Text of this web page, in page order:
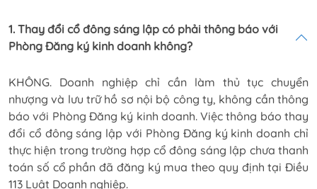
1. Thay đổi cổ đông sáng lập có phải thông báo với
Phòng Đăng ký kinh doanh không?
KHÔNG. Doanh nghiệp chỉ cần làm thủ tục chuyển
nhượng và lưu trữ hồ sơ nội bộ công ty, không cần thông
báo với Phòng Đăng ký kinh doanh. Việc thông báo thay
đổi cổ đông sáng lập với Phòng Đăng ký kinh doanh chỉ
thực hiện trong trường hợp cổ đông sáng lập chưa thanh
toán số cổ phần đã đăng ký mua theo quy định tại Điều
113 Luật Doanh nghiệp.